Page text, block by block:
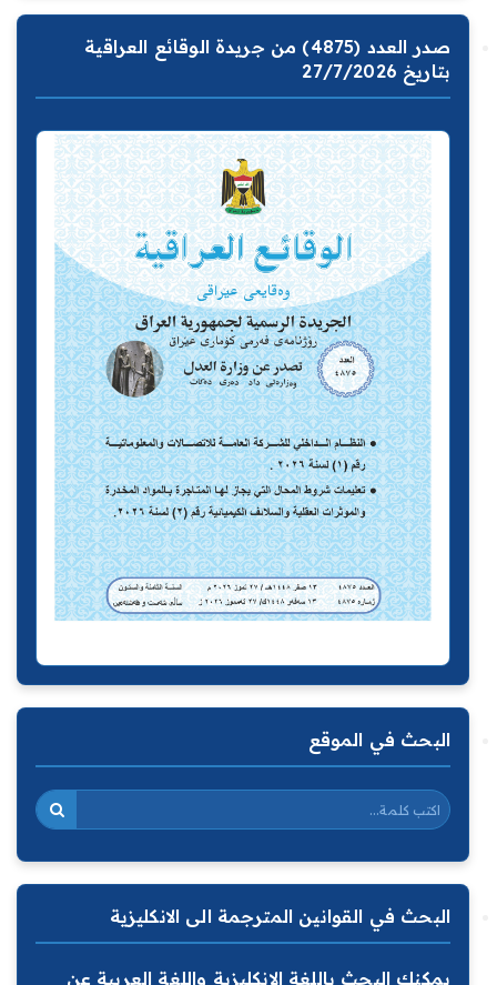
صدر العدد (4875) من جريدة الوقائع العراقية
بتاريخ 27/7/2026
البحث في الموقع
البحث في القوانين المترجمة الى الانكليزية
يمكنك البحث باللغة الانكليزية واللغة العربية عن